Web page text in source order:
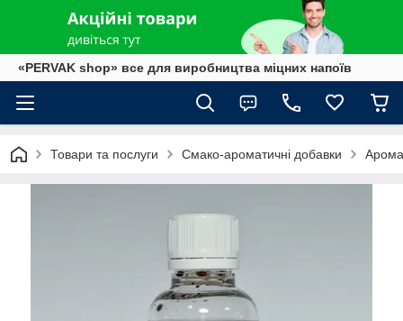
«PERVAK shop» все для виробництва міцних напоїв
Товари та послуги Смако-ароматичні добавки